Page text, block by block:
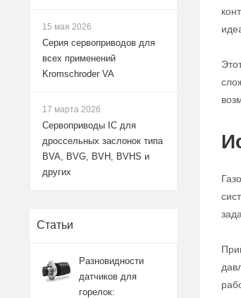
15 мая 2026
Серия сервоприводов для
всех применений
Kromschroder VA
17 марта 2026
Сервоприводы IC для
дроссельных заслонок типа
BVA, BVG, BVH, BVHS и
других
Статьи
Разновидности
датчиков для
горелок: